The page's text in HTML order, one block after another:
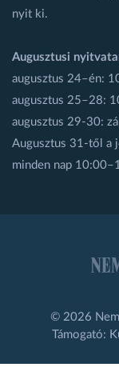
nyit ki.
Augusztusi
augusztus 24–én:
augusztus 25–28:
augusztus 29-30:
Augusztus 31-től a
minden nap
© 2026
Támogató: